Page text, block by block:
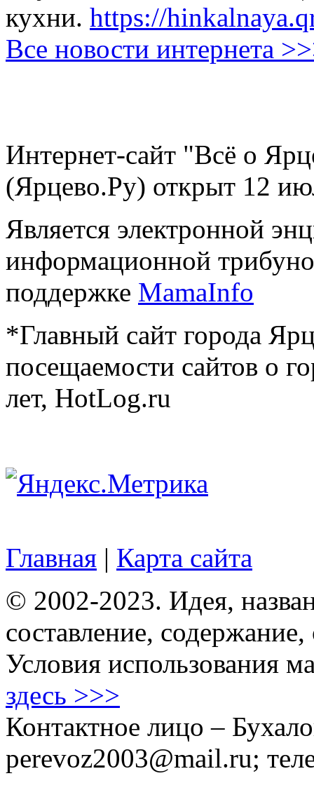
кухни. https://
Все новости интернета
Интернет-сайт "Всё о
(Ярцево.Ру) открыт 12
Является электронной
информационной
поддержке MamaInfo
*Главный сайт города
посещаемости сайтов о
лет, HotLog.ru
Главная | Карта сайта
© 2002-2023. Идея,
составление,
Условия использования
здесь >>>
Контактное лицо –
perevoz2003@mail.ru;